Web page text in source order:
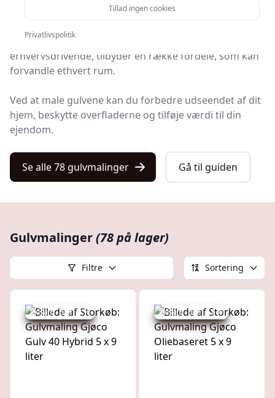
kommet til det rette sted.
Gulvmaling, et populært valg for både boligejere og
erhvervsdrivende, tilbyder en række fordele, som kan
forvandle ethvert rum.
Ved at male gulvene kan du forbedre udseendet af dit
hjem, beskytte overfladerne og tilføje værdi til din
ejendom.
Se alle 78 gulvmalinger Gå til guiden
Gulvmalinger(78 på lager)
Filtre Sortering
Udsalg - spar 9 % Udsalg - spar 11 %
Tillad ingen cookies
Privatlivspolitik